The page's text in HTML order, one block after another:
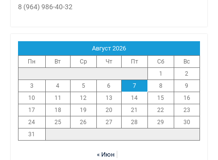
8 (964) 986-40-32
Август 2026
Пн Вт Ср Чт Пт Сб
Вс
1
2
3
4 5 6 7 8
9
10
11 12 13 14 15
16
17
18 19 20 21 22
23
24
25 26 27 28 29
30
31
« Июн